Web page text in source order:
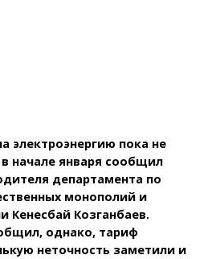
электроэнергию пока не
начале января сообщил
департамента по
монополий и
Кенесбай Козганбаев.
однако, тариф
неточность заметили и